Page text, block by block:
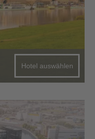
Hotel auswählen